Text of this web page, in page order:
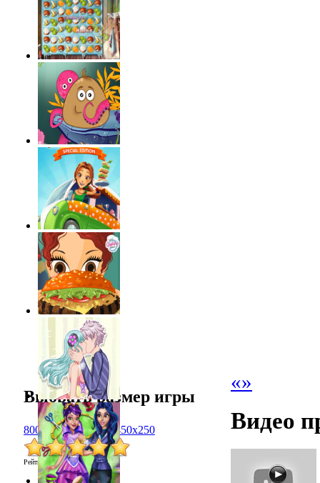
«»
Выбрать размер игры
800x600 1024x768 450x250
Рейтинг :5.0/1
Видео